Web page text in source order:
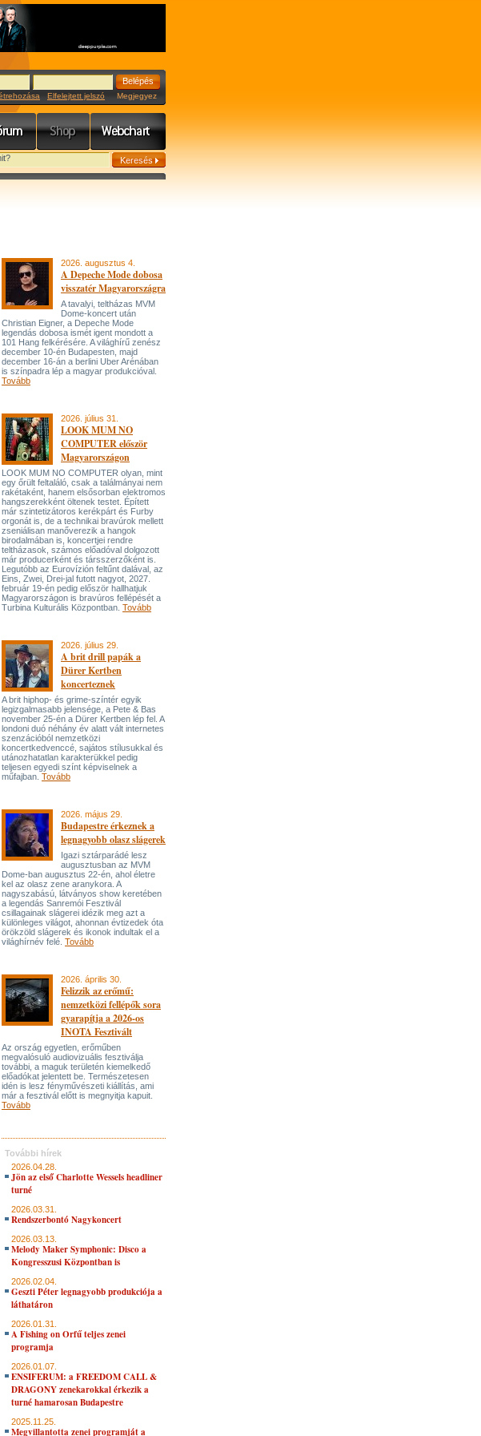
Elfelejtett jelszó Megjegyez
2026. augusztus 4.
A Depeche Mode dobosa
visszatér Magyarországra
A tavalyi, teltházas MVM
Dome-koncert után
Christian Eigner, a Depeche Mode
legendás dobosa ismét igent mondott a
101 Hang felkérésére. A világhírű zenész
december 10-én Budapesten, majd
december 16-án a berlini Uber Arénában
is színpadra lép a magyar produkcióval.
Tovább
2026. július 31.
LOOK MUM NO
COMPUTER először
Magyarországon
LOOK MUM NO COMPUTER olyan, mint
egy őrült feltaláló, csak a találmányai nem
rakétaként, hanem elsősorban elektromos
hangszerekként öltenek testet. Épített
már szintetizátoros kerékpárt és Furby
orgonát is, de a technikai bravúrok mellett
zseniálisan manőverezik a hangok
birodalmában is, koncertjei rendre
teltházasok, számos előadóval dolgozott
már producerként és társszerzőként is.
Legutóbb az Eurovízión feltűnt dalával, az
Eins, Zwei, Drei-jal futott nagyot, 2027.
február 19-én pedig először hallhatjuk
Magyarországon is bravúros fellépését a
Turbina Kulturális Központban. Tovább
2026. július 29.
A brit drill papák a
Dürer Kertben
koncerteznek
A brit hiphop- és grime-színtér egyik
legizgalmasabb jelensége, a Pete & Bas
november 25-én a Dürer Kertben lép fel. A
londoni duó néhány év alatt vált internetes
szenzációból nemzetközi
koncertkedvenccé, sajátos stílusukkal és
utánozhatatlan karakterükkel pedig
teljesen egyedi színt képviselnek a
műfajban. Tovább
2026. május 29.
Budapestre érkeznek a
legnagyobb olasz slágerek
Igazi sztárparádé lesz
augusztusban az MVM
Dome-ban augusztus 22-én, ahol életre
kel az olasz zene aranykora. A
nagyszabású, látványos show keretében
a legendás Sanremói Fesztivál
csillagainak slágerei idézik meg azt a
különleges világot, ahonnan évtizedek óta
örökzöld slágerek és ikonok indultak el a
világhírnév felé. Tovább
2026. április 30.
Felizzik az erőmű:
nemzetközi fellépők sora
gyarapítja a 2026-os
INOTA Fesztivált
Az ország egyetlen, erőműben
megvalósuló audiovizuális fesztiválja
további, a maguk területén kiemelkedő
előadókat jelentett be. Természetesen
idén is lesz fényművészeti kiállítás, ami
már a fesztivál előtt is megnyitja kapuit.
Tovább
További hírek
2026.04.28.
Jön az első Charlotte Wessels headliner
turné
2026.03.31.
Rendszerbontó Nagykoncert
2026.03.13.
Melody Maker Symphonic: Disco a
Kongresszusi Központban is
2026.02.04.
Geszti Péter legnagyobb produkciója a
láthatáron
2026.01.31.
A Fishing on Orfű teljes zenei
programja
2026.01.07.
ENSIFERUM: a FREEDOM CALL &
DRAGONY zenekarokkal érkezik a
turné hamarosan Budapestre
2025.11.25.
Megvillantotta zenei programját a